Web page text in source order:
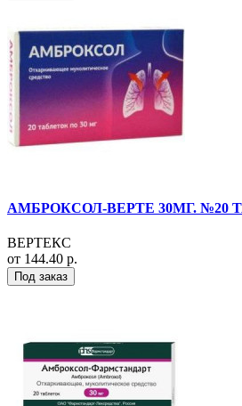
АМБРОКСОЛ-ВЕРТЕ 30МГ. №20
ВЕРТЕКС
от 144.40 р.
Под заказ